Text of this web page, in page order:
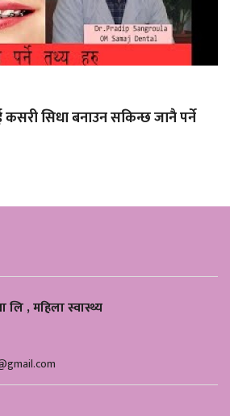
कसरी सिधा बनाउन सकिन्छ जानै पर्ने
लि , महिला स्वास्थ्य